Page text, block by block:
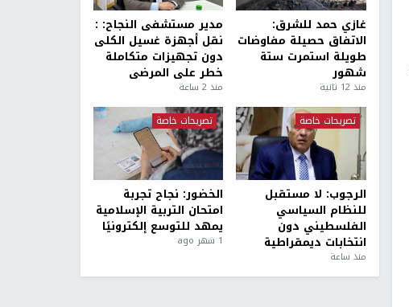
غازي حمد للشرق:
الاتفاق حصيلة مفاوضات
طويلة استمرت ستة
شهور
منذ 12 ثانية
مدير مستشفى النجاح: :
نقل أجهزة غسيل الكلى
دون تجهيزات متكاملة
خطر على المرضى
منذ 2 ساعة
تصريحات خاصة
الرجوب: لا مستقبل
للنظام السياسي
الفلسطيني دون
انتخابات ديمقراطية
منذ ساعة
تصريحات خاصة
الخضور: نجاح تجربة
امتحان التربية الإسلامية
يمهد للتوسع إلكترونيًا
1 شهر ago